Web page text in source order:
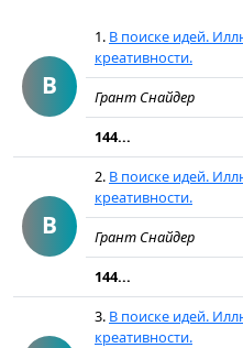
В
1. В поиске идей.
креативности.
Грант Снайдер
144...
В
2. В поиске идей.
креативности.
Грант Снайдер
144...
3. В поиске идей.
креативности.